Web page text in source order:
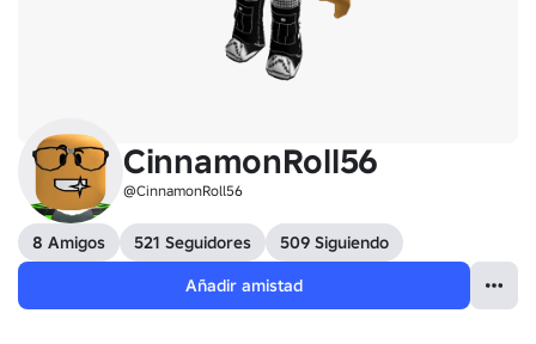
CinnamonRoll56
@CinnamonRoll56
8 Amigos 521 Seguidores
509 Siguiendo
Añadir amistad